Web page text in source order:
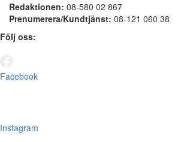
Redaktionen: 08-580 02 867
Prenumerera/Kundtjänst: 08-121 060 38
Följ oss:
Facebook
Instagram